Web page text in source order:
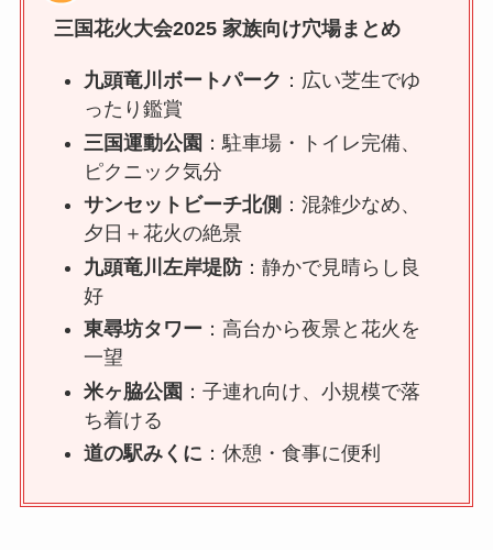
三国花火大会2025 家族向け穴場まとめ
九頭竜川ボートパーク ：広い芝生でゆ
ったり鑑賞
三国運動公園 ：駐車場・トイレ完備、
ピクニック気分
サンセットビーチ北側 ：混雑少なめ、
夕日＋花火の絶景
九頭竜川左岸堤防：静かで見晴らし良
好
東尋坊タワー ：高台から夜景と花火を
一望
米ヶ脇公園 ：子連れ向け、小規模で落
ち着ける
道の駅みくに ：休憩・食事に便利